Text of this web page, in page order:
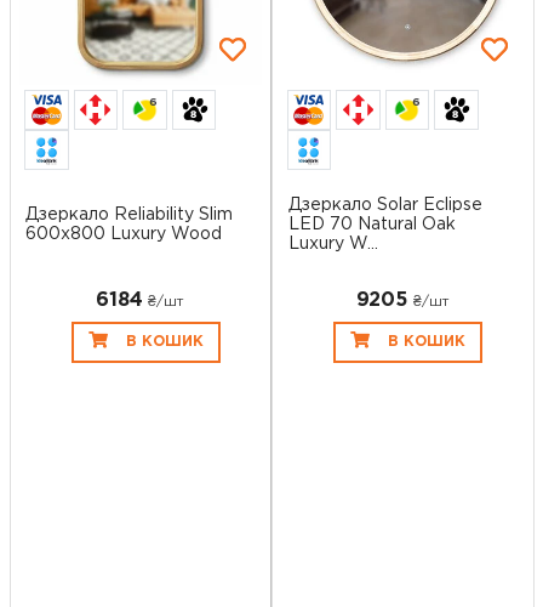
6
Дзеркало Reliability Slim
600x800 Luxury Wood
6184 ₴/шт
В КОШИК
6
Дзеркало Solar Eclipse
LED 70 Natural Oak
Luxury W...
9205 ₴/шт
В КОШИК